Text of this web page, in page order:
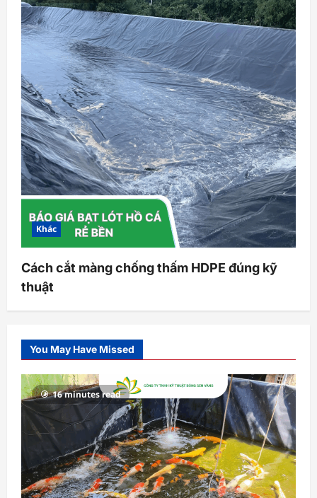
Khác
Cách cắt màng chống thấm HDPE đúng kỹ
thuật
You May Have Missed
16 minutes read